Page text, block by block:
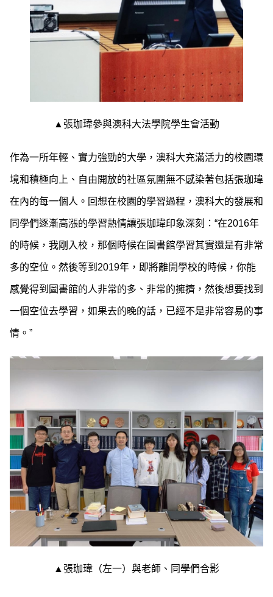
▲張珈瑋參與澳科大法學院學生會活動
作為一所年輕、實力強勁的大學，澳科大充滿活力的校園環
境和積極向上、自由開放的社區氛圍無不感染著包括張珈瑋
在內的每一個人。回想在校園的學習過程，澳科大的發展和
同學們逐漸高漲的學習熱情讓張珈瑋印象深刻：“在2016年
的時候，我剛入校，那個時候在圖書館學習其實還是有非常
多的空位。然後等到2019年，即將離開學校的時候，你能
感覺得到圖書館的人非常的多、非常的擁擠，然後想要找到
一個空位去學習，如果去的晚的話，已經不是非常容易的事
情。”
▲張珈瑋（左一）與老師、同學們合影